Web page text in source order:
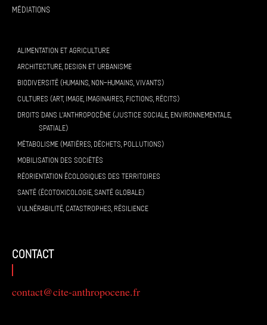
Médiations
ALIMENTATION ET AGRICULTURE
ARCHITECTURE, DESIGN ET URBANISME
BIODIVERSITÉ (HUMAINS, NON-HUMAINS, VIVANTS)
CULTURES (ART, IMAGE, IMAGINAIRES, FICTIONS, RÉCITS)
DROITS DANS L’ANTHROPOCÈNE (JUSTICE SOCIALE, ENVIRONNEMENTALE,
SPATIALE)
MÉTABOLISME (MATIÈRES, DÉCHETS, POLLUTIONS)
MOBILISATION DES SOCIÉTÉS
RÉORIENTATION ÉCOLOGIQUES DES TERRITOIRES
SANTÉ (ÉCOTOXICOLOGIE, SANTÉ GLOBALE)
VULNÉRABILITÉ, CATASTROPHES, RÉSILIENCE
contact
contact@cite-anthropocene.fr